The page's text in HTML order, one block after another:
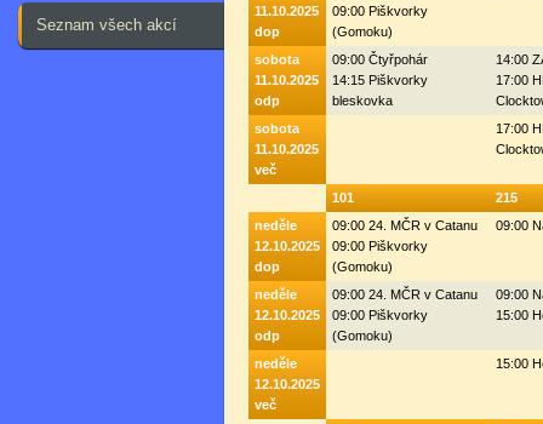
Seznam všech akcí
11.10.2025
dop
09:00 Piškvorky
(Gomoku)
sobota
11.10.2025
odp
09:00 Čtyřpohár
14:15 Piškvorky
bleskovka
14:00
17:00
sobota
11.10.2025
več
17:00
101
215
neděle
12.10.2025
dop
09:00 24. MČR v Catanu
09:00 Piškvorky
(Gomoku)
09:00
neděle
12.10.2025
odp
09:00 24. MČR v Catanu
09:00 Piškvorky
(Gomoku)
09:00
15:00
neděle
12.10.2025
več
15:00